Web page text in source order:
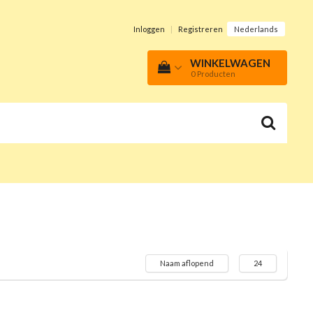
Inloggen | Registreren Nederlands
WINKELWAGEN
0 Producten
Naam aflopend 24